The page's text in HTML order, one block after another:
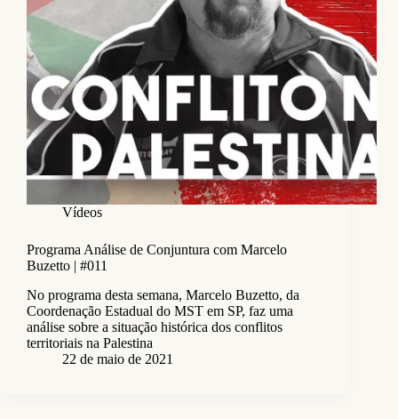
Vídeos
Programa Análise de Conjuntura com Marcelo
Buzetto | #011
No programa desta semana, Marcelo Buzetto, da
Coordenação Estadual do MST em SP, faz uma
análise sobre a situação histórica dos conflitos
territoriais na Palestina
22 de maio de 2021